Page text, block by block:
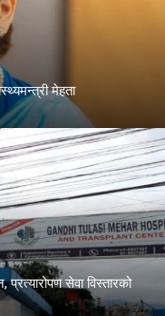
मेहता
सेवा विस्तारको